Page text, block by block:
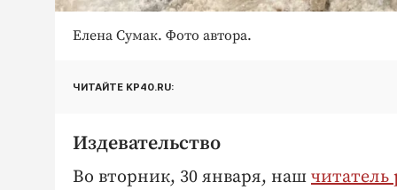
Елена Сумак. Фото автора.
ЧИТАЙТЕ KP40.RU:
Издевательство
Во вторник, 30 января, наш читатель